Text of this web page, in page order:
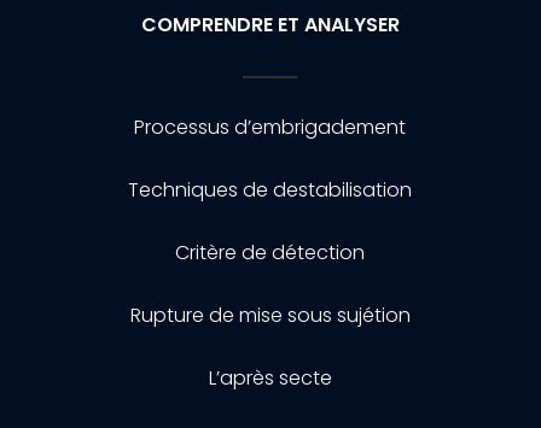
COMPRENDRE ET ANALYSER
Processus d’embrigadement
Techniques de destabilisation
Critère de détection
Rupture de mise sous sujétion
L’après secte